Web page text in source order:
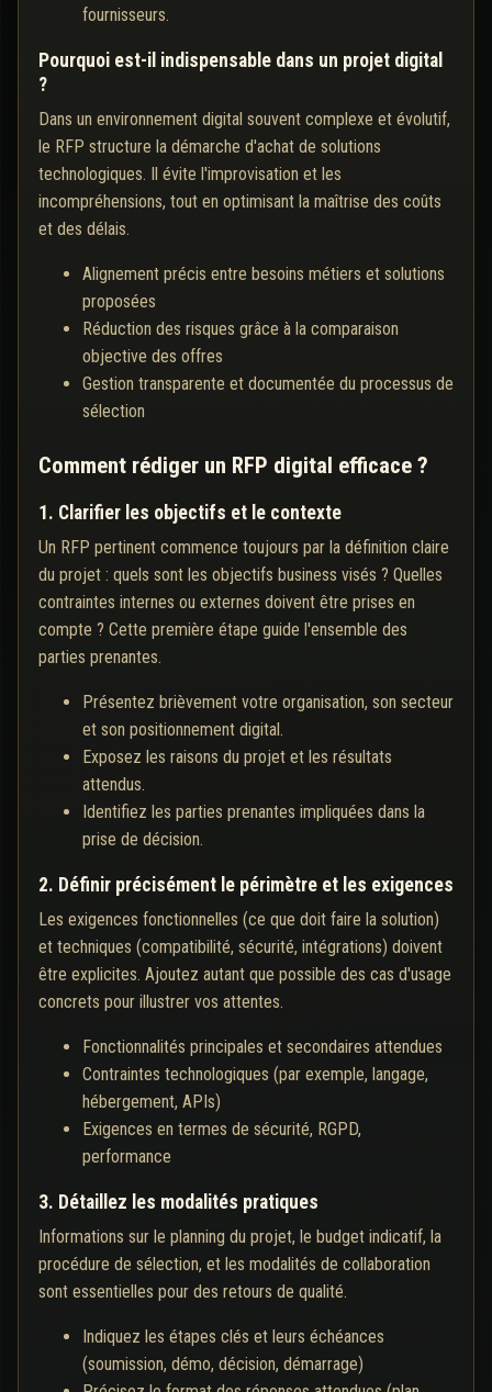
fournisseurs.
Pourquoi est-il indispensable dans un projet digital
?
Dans un environnement digital souvent complexe et évolutif,
le RFP structure la démarche d'achat de solutions
technologiques. Il évite l'improvisation et les
incompréhensions, tout en optimisant la maîtrise des coûts
et des délais.
Alignement précis entre besoins métiers et solutions
proposées
Réduction des risques grâce à la comparaison
objective des offres
Gestion transparente et documentée du processus de
sélection
Comment rédiger un RFP digital efficace ?
1. Clarifier les objectifs et le contexte
Un RFP pertinent commence toujours par la définition claire
du projet : quels sont les objectifs business visés ? Quelles
contraintes internes ou externes doivent être prises en
compte ? Cette première étape guide l'ensemble des
parties prenantes.
Présentez brièvement votre organisation, son secteur
et son positionnement digital.
Exposez les raisons du projet et les résultats
attendus.
Identifiez les parties prenantes impliquées dans la
prise de décision.
2. Définir précisément le périmètre et les exigences
Les exigences fonctionnelles (ce que doit faire la solution)
et techniques (compatibilité, sécurité, intégrations) doivent
être explicites. Ajoutez autant que possible des cas d'usage
concrets pour illustrer vos attentes.
Fonctionnalités principales et secondaires attendues
Contraintes technologiques (par exemple, langage,
hébergement, APIs)
Exigences en termes de sécurité, RGPD,
performance
3. Détaillez les modalités pratiques
Informations sur le planning du projet, le budget indicatif, la
procédure de sélection, et les modalités de collaboration
sont essentielles pour des retours de qualité.
Indiquez les étapes clés et leurs échéances
(soumission, démo, décision, démarrage)